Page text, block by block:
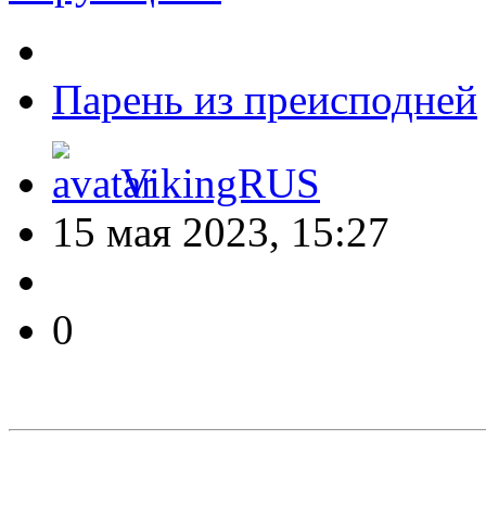
Парень из преисподней
VikingRUS
15 мая 2023, 15:27
0